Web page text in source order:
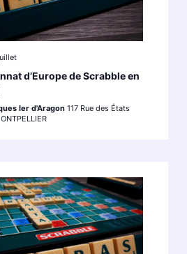
d’Europe de Scrabble en
Ier d'Aragon 117 Rue des États